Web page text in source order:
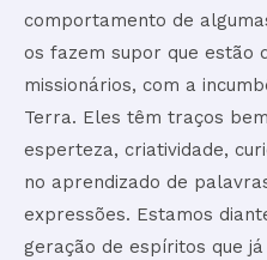
comportamento de
os fazem supor que estão
missionários, com a
Terra. Eles têm traços
esperteza, criatividade,
no aprendizado de
expressões. Estamos
geração de espíritos que